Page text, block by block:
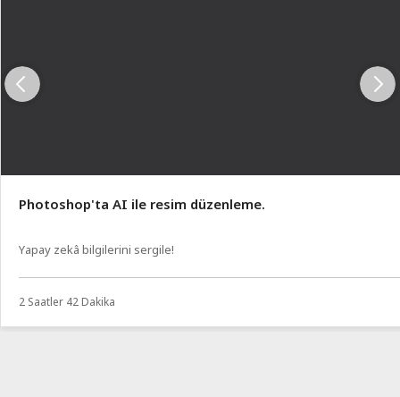
Photoshop'ta AI ile resim düzenleme.
Yapay zekâ bilgilerini sergile!
2 Saatler 42 Dakika